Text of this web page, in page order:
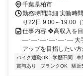
千葉県柏市
勤務時間詳細 実働時
り22日 9:00～19:00（
仕事内容 ❖高収入
―･―･―･―･―･― 大手
アップを目指したい
バイク通勤OK 学歴不問 車
賞与あり
ブランクOK 駅近